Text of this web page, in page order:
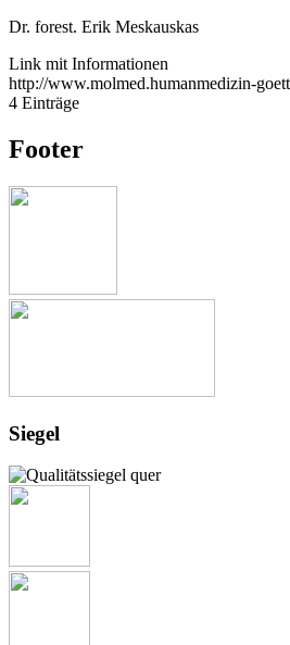
Dr. forest. Erik Meskauskas
Link mit Informationen
http://www.molmed.humanmedizin-
4 Einträge
Footer
Siegel